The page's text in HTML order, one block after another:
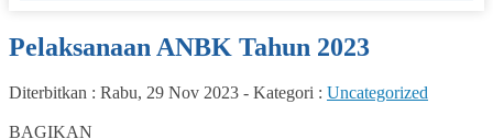
Pelaksanaan ANBK Tahun 2023
Diterbitkan : Rabu, 29 Nov 2023 - Kategori : Uncategorized
BAGIKAN